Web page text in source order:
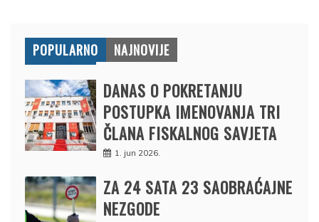
POPULARNO NAJNOVIJE
DANAS O POKRETANJU
POSTUPKA IMENOVANJA TRI
ČLANA FISKALNOG SAVJETA
1. jun 2026.
ZA 24 SATA 23 SAOBRAĆAJNE
NEZGODE